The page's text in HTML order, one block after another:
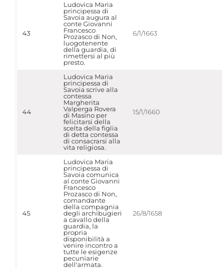
43
Ludovica Maria
principessa di
Savoia augura al
conte Giovanni
Francesco
Prozasco di Non,
luogotenente
della guardia, di
rimettersi al più
presto.
6/1/1663
44
Ludovica Maria
principessa di
Savoia scrive alla
contessa
Margherita
Valperga Rovera
di Masino per
felicitarsi della
scelta della figlia
di detta contessa
di consacrarsi alla
vita religiosa.
15/1/1660
45
Ludovica Maria
principessa di
Savoia comunica
al conte Giovanni
Francesco
Prozasco di Non,
comandante
della compagnia
degli archibugieri
a cavallo della
guardia, la
propria
disponibilità a
venire incontro a
tutte le esigenze
pecuniarie
dell'armata.
26/8/1658